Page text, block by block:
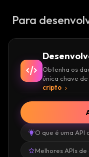
Para
Obtenha os
única chave de
cripto
O que é uma API
Melhores APIs